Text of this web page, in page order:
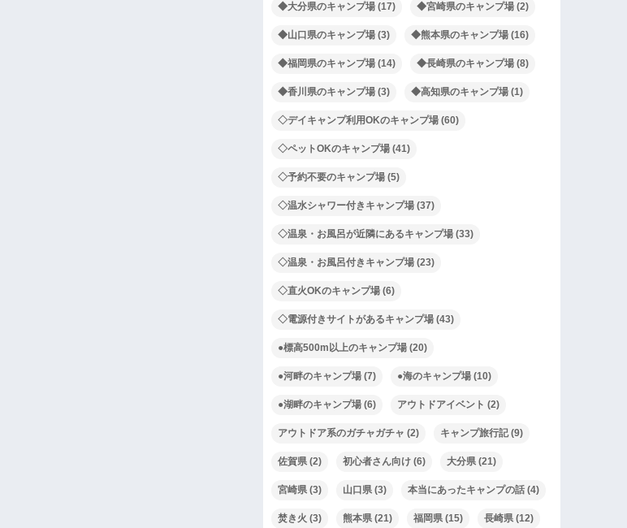
◆大分県のキャンプ場 (17) ◆宮崎県のキャンプ場 (2)
◆山口県のキャンプ場 (3) ◆熊本県のキャンプ場 (16)
◆福岡県のキャンプ場 (14) ◆長崎県のキャンプ場 (8)
◆香川県のキャンプ場 (3) ◆高知県のキャンプ場 (1)
◇デイキャンプ利用OKのキャンプ場 (60)
◇ペットOKのキャンプ場 (41)
◇予約不要のキャンプ場 (5)
◇温水シャワー付きキャンプ場 (37)
◇温泉・お風呂が近隣にあるキャンプ場 (33)
◇温泉・お風呂付きキャンプ場 (23)
◇直火OKのキャンプ場 (6)
◇電源付きサイトがあるキャンプ場 (43)
●標高500m以上のキャンプ場 (20)
●河畔のキャンプ場 (7) ●海のキャンプ場 (10)
●湖畔のキャンプ場 (6) アウトドアイベント (2)
アウトドア系のガチャガチャ (2) キャンプ旅行記(9)
佐賀県 (2) 初心者さん向け (6) 大分県 (21)
宮崎県 (3) 山口県 (3) 本当にあったキャンプの話 (4)
焚き火 (3) 熊本県 (21) 福岡県 (15) 長崎県 (12)